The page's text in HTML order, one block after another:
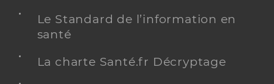
Le Standard de l’information en
santé
La charte Santé.fr Décryptage